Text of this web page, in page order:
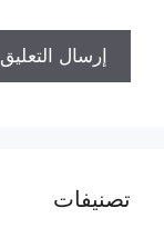
تصنيفات